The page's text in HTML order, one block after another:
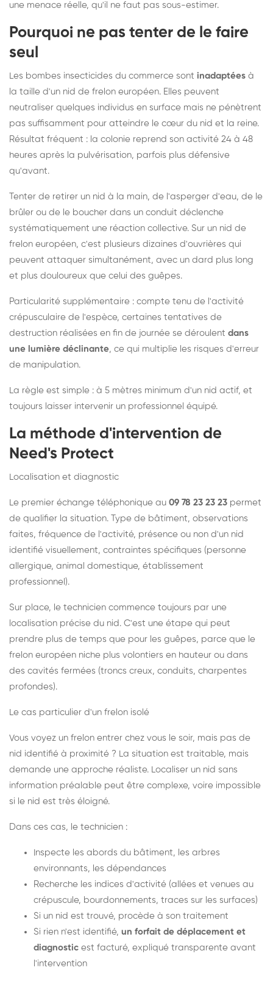
une menace réelle, qu'il ne faut pas sous-estimer.
Pourquoi ne pas tenter de le faire
seul
Les bombes insecticides du commerce sont inadaptées à
la taille d'un nid de frelon européen. Elles peuvent
neutraliser quelques individus en surface mais ne pénètrent
pas suffisamment pour atteindre le cœur du nid et la reine.
Résultat fréquent : la colonie reprend son activité 24 à 48
heures après la pulvérisation, parfois plus défensive
qu'avant.
Tenter de retirer un nid à la main, de l'asperger d'eau, de le
brûler ou de le boucher dans un conduit déclenche
systématiquement une réaction collective. Sur un nid de
frelon européen, c'est plusieurs dizaines d'ouvrières qui
peuvent attaquer simultanément, avec un dard plus long
et plus douloureux que celui des guêpes.
Particularité supplémentaire : compte tenu de l'activité
crépusculaire de l'espèce, certaines tentatives de
destruction réalisées en fin de journée se déroulent dans
une lumière déclinante, ce qui multiplie les risques d'erreur
de manipulation.
La règle est simple : à 5 mètres minimum d'un nid actif, et
toujours laisser intervenir un professionnel équipé.
La méthode d'intervention de
Need's Protect
Localisation et diagnostic
Le premier échange téléphonique au 09 78 23 23 23 permet
de qualifier la situation. Type de bâtiment, observations
faites, fréquence de l'activité, présence ou non d'un nid
identifié visuellement, contraintes spécifiques (personne
allergique, animal domestique, établissement
professionnel).
Sur place, le technicien commence toujours par une
localisation précise du nid. C'est une étape qui peut
prendre plus de temps que pour les guêpes, parce que le
frelon européen niche plus volontiers en hauteur ou dans
des cavités fermées (troncs creux, conduits, charpentes
profondes).
Le cas particulier d'un frelon isolé
Vous voyez un frelon entrer chez vous le soir, mais pas de
nid identifié à proximité ? La situation est traitable, mais
demande une approche réaliste. Localiser un nid sans
information préalable peut être complexe, voire impossible
si le nid est très éloigné.
Dans ces cas, le technicien :
Inspecte les abords du bâtiment, les arbres
environnants, les dépendances
Recherche les indices d'activité (allées et venues au
crépuscule, bourdonnements, traces sur les surfaces)
Si un nid est trouvé, procède à son traitement
Si rien n'est identifié, un forfait de déplacement et
diagnostic est facturé, expliqué transparente avant
l'intervention